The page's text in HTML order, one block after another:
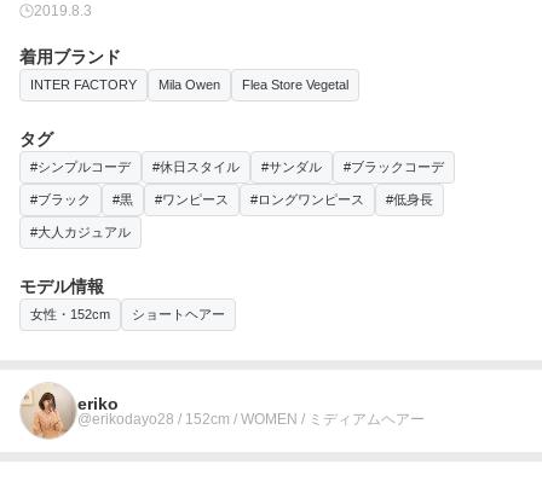
2019.8.3
着用ブランド
INTER FACTORY Mila Owen Flea Store Vegetal
タグ
#シンプルコーデ #休日スタイル #サンダル #ブラックコーデ
#ブラック #黒 #ワンピース #ロングワンピース #低身長
#大人カジュアル
モデル情報
女性・152cm ショートヘアー
eriko
@erikodayo28 / 152cm / WOMEN / ミディアムヘアー